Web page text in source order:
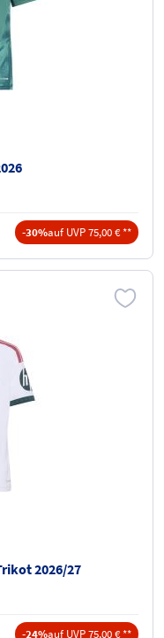
-30%auf UVP 75,00 € **
2026/27
-24%auf UVP 75,00 € **